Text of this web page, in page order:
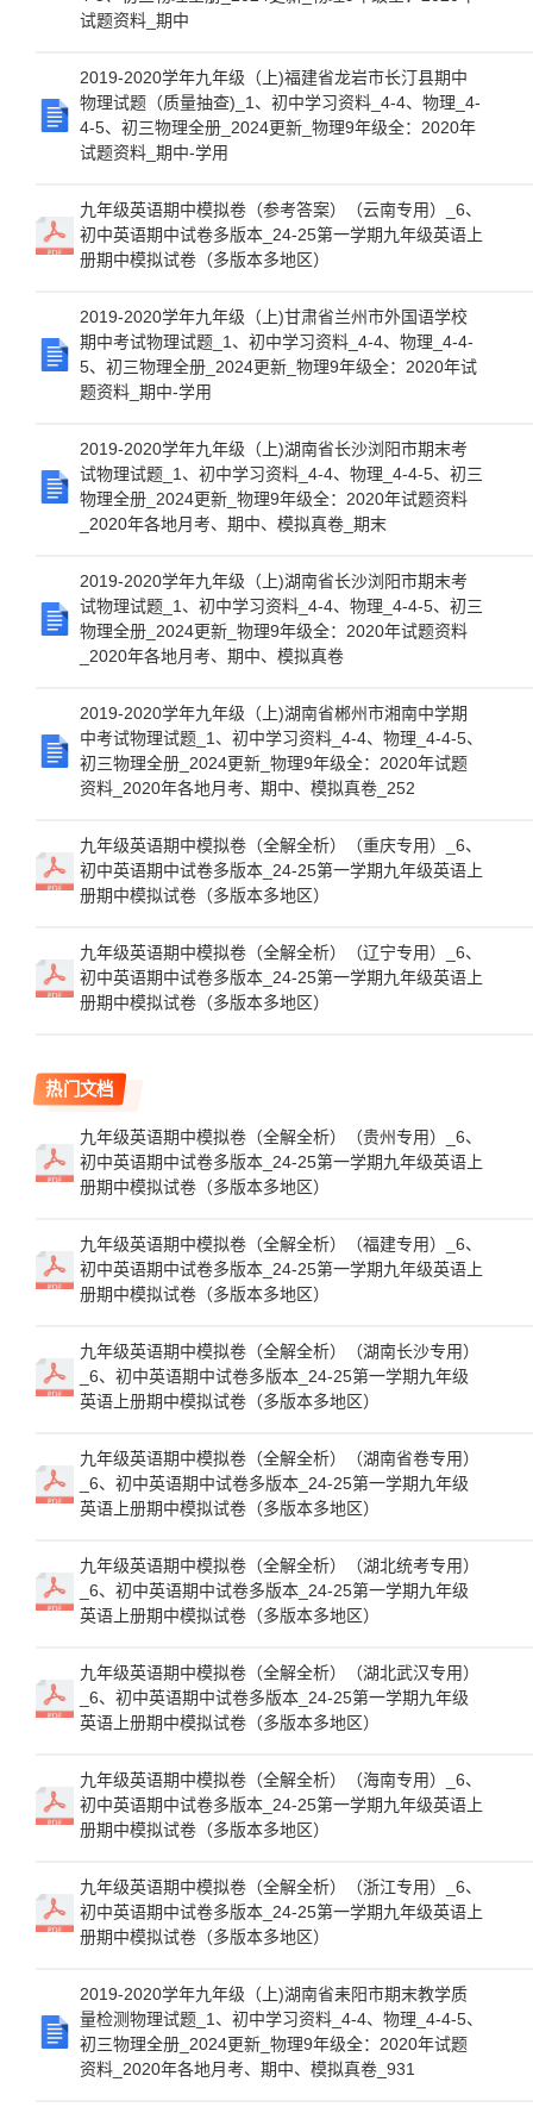
试题资料_期中
2019-2020学年九年级（上)福建省龙岩市长汀县期中
物理试题（质量抽查)_1、初中学习资料_4-4、物理_4-
4-5、初三物理全册_2024更新_物理9年级全：2020年
试题资料_期中-学用
九年级英语期中模拟卷（参考答案）（云南专用）_6、
初中英语期中试卷多版本_24-25第一学期九年级英语上
册期中模拟试卷（多版本多地区）
2019-2020学年九年级（上)甘肃省兰州市外国语学校
期中考试物理试题_1、初中学习资料_4-4、物理_4-4-
5、初三物理全册_2024更新_物理9年级全：2020年试
题资料_期中-学用
2019-2020学年九年级（上)湖南省长沙浏阳市期末考
试物理试题_1、初中学习资料_4-4、物理_4-4-5、初三
物理全册_2024更新_物理9年级全：2020年试题资料
_2020年各地月考、期中、模拟真卷_期末
2019-2020学年九年级（上)湖南省长沙浏阳市期末考
试物理试题_1、初中学习资料_4-4、物理_4-4-5、初三
物理全册_2024更新_物理9年级全：2020年试题资料
_2020年各地月考、期中、模拟真卷
2019-2020学年九年级（上)湖南省郴州市湘南中学期
中考试物理试题_1、初中学习资料_4-4、物理_4-4-5、
初三物理全册_2024更新_物理9年级全：2020年试题
资料_2020年各地月考、期中、模拟真卷_252
九年级英语期中模拟卷（全解全析）（重庆专用）_6、
初中英语期中试卷多版本_24-25第一学期九年级英语上
册期中模拟试卷（多版本多地区）
九年级英语期中模拟卷（全解全析）（辽宁专用）_6、
初中英语期中试卷多版本_24-25第一学期九年级英语上
册期中模拟试卷（多版本多地区）
热门文档
九年级英语期中模拟卷（全解全析）（贵州专用）_6、
初中英语期中试卷多版本_24-25第一学期九年级英语上
册期中模拟试卷（多版本多地区）
九年级英语期中模拟卷（全解全析）（福建专用）_6、
初中英语期中试卷多版本_24-25第一学期九年级英语上
册期中模拟试卷（多版本多地区）
九年级英语期中模拟卷（全解全析）（湖南长沙专用）
_6、初中英语期中试卷多版本_24-25第一学期九年级
英语上册期中模拟试卷（多版本多地区）
九年级英语期中模拟卷（全解全析）（湖南省卷专用）
_6、初中英语期中试卷多版本_24-25第一学期九年级
英语上册期中模拟试卷（多版本多地区）
九年级英语期中模拟卷（全解全析）（湖北统考专用）
_6、初中英语期中试卷多版本_24-25第一学期九年级
英语上册期中模拟试卷（多版本多地区）
九年级英语期中模拟卷（全解全析）（湖北武汉专用）
_6、初中英语期中试卷多版本_24-25第一学期九年级
英语上册期中模拟试卷（多版本多地区）
九年级英语期中模拟卷（全解全析）（海南专用）_6、
初中英语期中试卷多版本_24-25第一学期九年级英语上
册期中模拟试卷（多版本多地区）
九年级英语期中模拟卷（全解全析）（浙江专用）_6、
初中英语期中试卷多版本_24-25第一学期九年级英语上
册期中模拟试卷（多版本多地区）
2019-2020学年九年级（上)湖南省耒阳市期末教学质
量检测物理试题_1、初中学习资料_4-4、物理_4-4-5、
初三物理全册_2024更新_物理9年级全：2020年试题
资料_2020年各地月考、期中、模拟真卷_931